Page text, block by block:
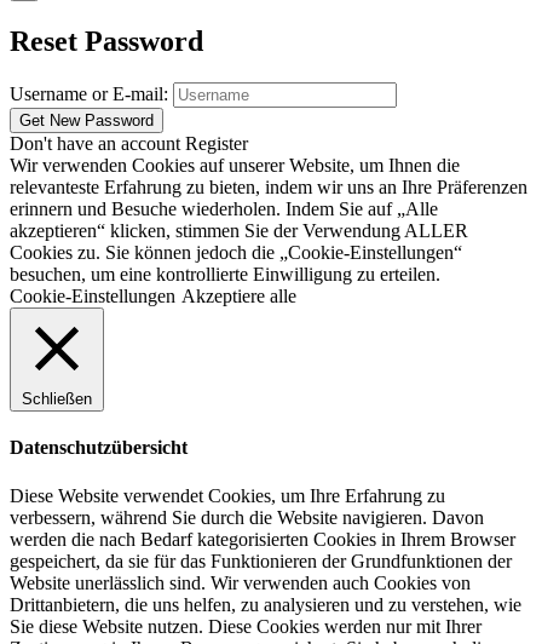
Reset Password
Username or E-mail:
Don't have an account Register
Wir verwenden Cookies auf unserer Website, um Ihnen die
relevanteste Erfahrung zu bieten, indem wir uns an Ihre Präferenzen
erinnern und Besuche wiederholen. Indem Sie auf „Alle
akzeptieren“ klicken, stimmen Sie der Verwendung ALLER
Cookies zu. Sie können jedoch die „Cookie-Einstellungen“
besuchen, um eine kontrollierte Einwilligung zu erteilen.
Cookie-Einstellungen Akzeptiere alle
Schließen
Datenschutzübersicht
Diese Website verwendet Cookies, um Ihre Erfahrung zu
verbessern, während Sie durch die Website navigieren. Davon
werden die nach Bedarf kategorisierten Cookies in Ihrem Browser
gespeichert, da sie für das Funktionieren der Grundfunktionen der
Website unerlässlich sind. Wir verwenden auch Cookies von
Drittanbietern, die uns helfen, zu analysieren und zu verstehen, wie
Sie diese Website nutzen. Diese Cookies werden nur mit Ihrer